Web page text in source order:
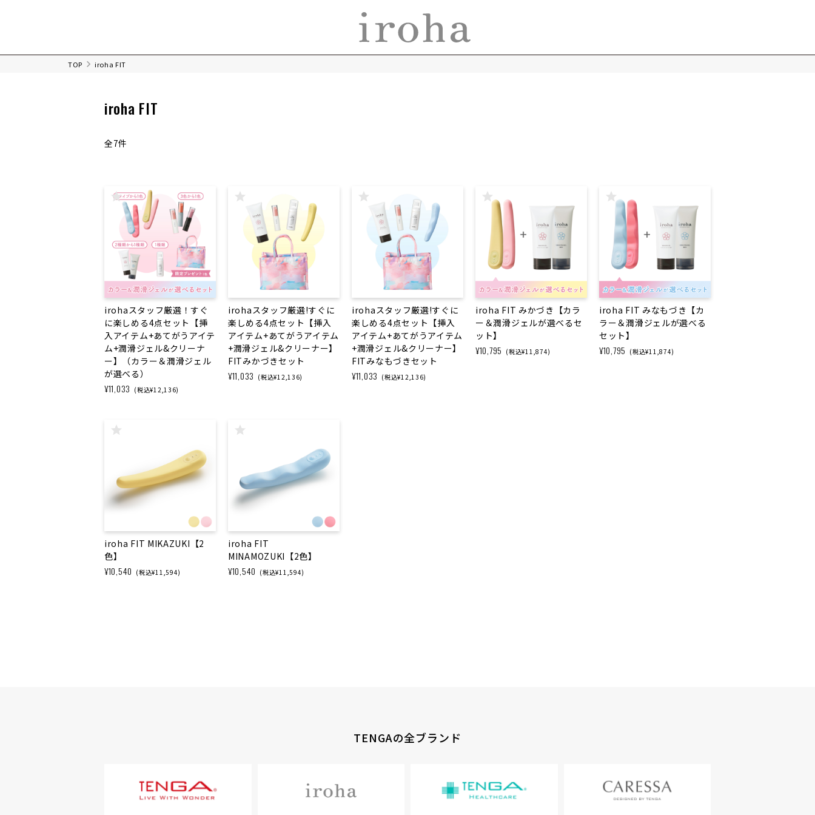
TOP iroha FIT
iroha FIT
全7件
irohaスタッフ厳選！すぐ
に楽しめる4点セット【挿
入アイテム+あてがうアイテ
ム+潤滑ジェル&クリーナ
ー】（カラー＆潤滑ジェル
が選べる）
¥11,033 (税込¥12,136)
irohaスタッフ厳選!すぐに
楽しめる4点セット【挿入
アイテム+あてがうアイテム
+潤滑ジェル&クリーナー】
FITみかづきセット
¥11,033 (税込¥12,136)
irohaスタッフ厳選!すぐに
楽しめる4点セット【挿入
アイテム+あてがうアイテム
+潤滑ジェル&クリーナー】
FITみなもづきセット
¥11,033 (税込¥12,136)
iroha FIT みかづき【カラ
ー＆潤滑ジェルが選べるセ
ット】
¥10,795 (税込¥11,874)
iroha FIT みなもづき【カ
ラー＆潤滑ジェルが選べる
セット】
¥10,795 (税込¥11,874)
iroha FIT MIKAZUKI【2
色】
¥10,540 (税込¥11,594)
iroha FIT
MINAMOZUKI【2色】
¥10,540 (税込¥11,594)
TENGAの全ブランド